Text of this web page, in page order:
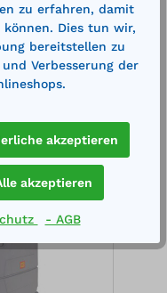
zu erfahren, damit
Dies tun wir,
bereitstellen zu
Verbesserung der
akzeptieren
akzeptieren
- AGB